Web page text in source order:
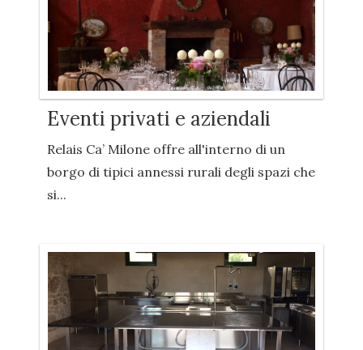
Eventi privati e aziendali
Relais Ca’ Milone offre all'interno di un
borgo di tipici annessi rurali degli spazi che
si...